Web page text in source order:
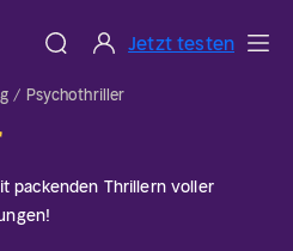
Jetzt testen
Psychothriller
packenden Thrillern voller